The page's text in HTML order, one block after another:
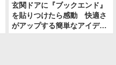
玄関ドアに『ブックエンド』
を貼りつけたら感動 快適さ
がアップする簡単なアイディ
アとは